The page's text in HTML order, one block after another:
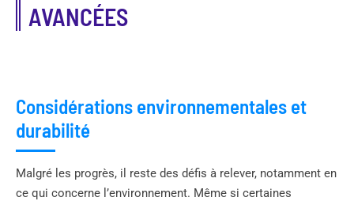
AVANCÉES
Considérations environnementales et
durabilité
Malgré les progrès, il reste des défis à relever, notamment en
ce qui concerne l’environnement. Même si certaines